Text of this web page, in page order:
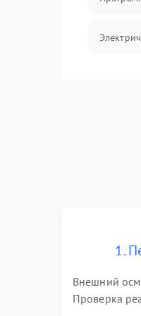
1.
Внешний
Проверка